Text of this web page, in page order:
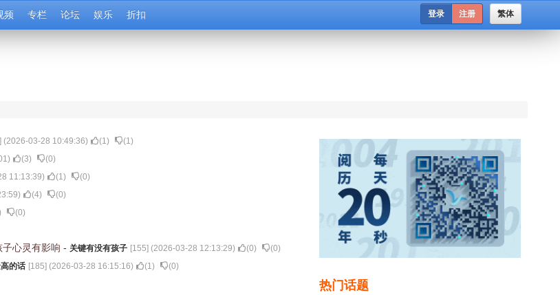
频 专栏 论坛 娱乐 折扣 繁体
登录 注册
] (2026-03-28 10:49:36) (1) (1)
) (3) (0)
11:13:39) (1) (0)
) (4) (0)
(0)
心灵有影响 - 关键有没有孩子 [155] (2026-03-28 12:13:29) (0) (0)
的话 [185] (2026-03-28 16:15:16) (1) (0)
热门话题